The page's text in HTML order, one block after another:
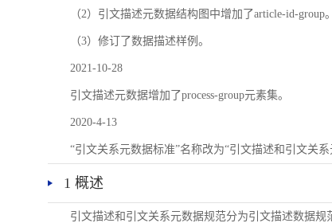
（2）引文描述元数据结构图中增加了article-id-group。
（3）修订了数据描述样例。
2021-10-28
引文描述元数据增加了process-group元素集。
2020-4-13
“引文关系元数据标准”名称改为“引文描述和引文关系
1 概述
引文描述和引文关系元数据规范分为引文描述数据